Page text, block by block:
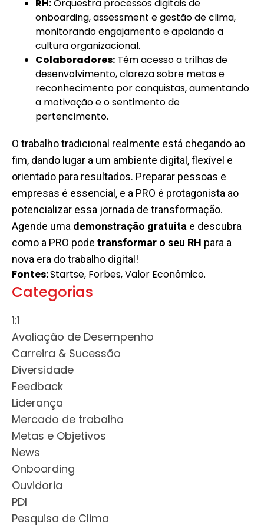
RH:Orquestra processos digitais de
onboarding, assessment e gestão de clima,
monitorando engajamento e apoiando a
cultura organizacional.
Colaboradores: Têm acesso a trilhas de
desenvolvimento, clareza sobre metas e
reconhecimento por conquistas, aumentando
a motivação e o sentimento de
pertencimento.
O trabalho tradicional realmente está chegando ao
fim, dando lugar a um ambiente digital, flexível e
orientado para resultados. Preparar pessoas e
empresas é essencial, e a PRO é protagonista ao
potencializar essa jornada de transformação.
Agende uma demonstração gratuita e descubra
como a PRO pode transformar o seu RH para a
nova era do trabalho digital!
Fontes:Startse, Forbes, Valor Econômico.
Categorias
1:1
Avaliação de Desempenho
Carreira & Sucessão
Diversidade
Feedback
Liderança
Mercado de trabalho
Metas e Objetivos
News
Onboarding
Ouvidoria
PDI
Pesquisa de Clima